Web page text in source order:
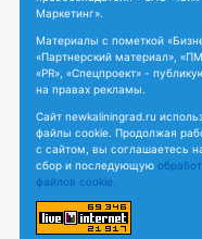
Маркетинг».
Материалы с пометкой
«Партнерский материал»,
«PR», «Спецпроект» -
на правах рекламы.
Сайт newkaliningrad.ru
файлы cookie. Продолжая
с сайтом, вы соглашаетесь
сбор и последующую
файлов cookie.